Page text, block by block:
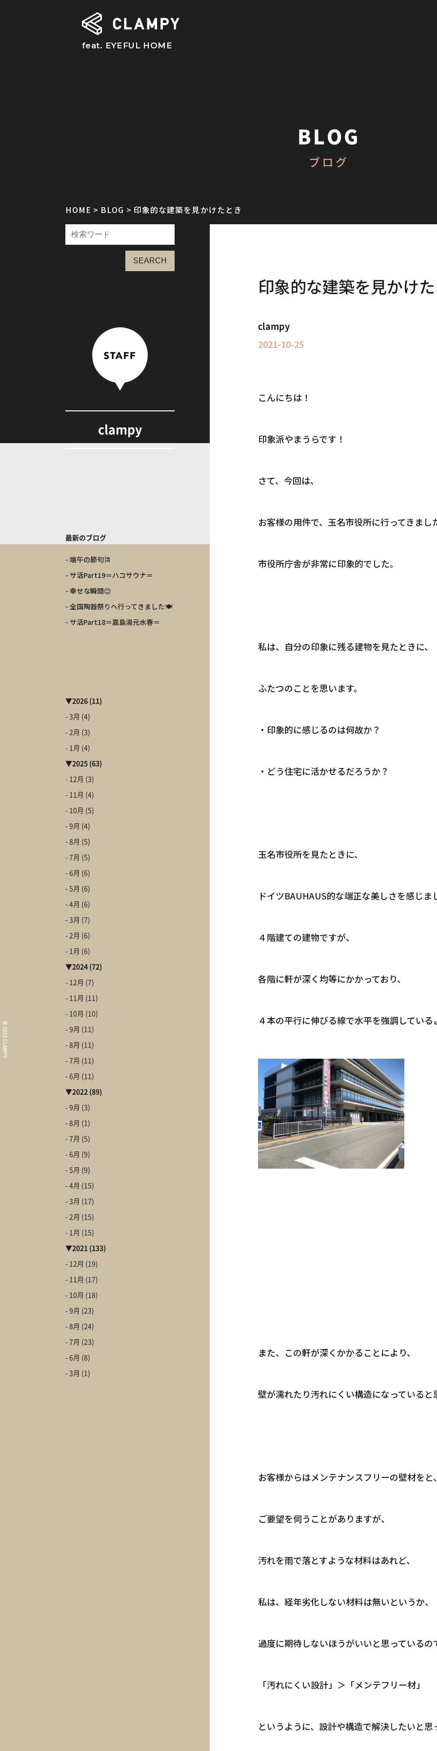
feat. EYEFUL HOME
After
Who We
会社情報
Blog
ブログ
BLOG
ブログ
HOME BLOG 印象的な建築を見かけたとき
印象的な建築を見かけ
clampy
2021-10-25
こんにちは！
印象派やまうらです！
さて、今回は、
お客様の用件で、玉名市役所に行ってきまし
市役所庁舎が非常に印象的でした。
私は、自分の印象に残る建物を見たときに、
ふたつのことを思います。
・印象的に感じるのは何故か？
・どう住宅に活かせるだろうか？
玉名市役所を見たときに、
ドイツBAUHAUS的な端正な美しさを感じま
４階建ての建物ですが、
各階に軒が深く均等にかかっており、
４本の平行に伸びる線で水平を強調している
また、この軒が深くかかることにより、
壁が濡れたり汚れにくい構造になっていると
お客様からはメンテナンスフリーの壁材をと
ご要望を伺うことがありますが、
汚れを雨で落とすような材料はあれど、
私は、経年劣化しない材料は無いというか、
過度に期待しないほうがいいと思っているの
「汚れにくい設計」＞「メンテフリー材」
というように、設計や構造で解決したいと思
SEARCH
clampy
最新のブログ
- 端午の節句🎏
- サ活Part19＝ハコサウナ＝
- 幸せな瞬間😊
- 全国陶器祭りへ行ってきました🍽️
- サ活Part18＝嘉島湯元水春＝
▼2026 (11)
- 3月 (4)
- 2月 (3)
- 1月 (4)
▼2025 (63)
- 12月 (3)
- 11月 (4)
- 10月 (5)
- 9月 (4)
- 8月 (5)
- 7月 (5)
- 6月 (6)
- 5月 (6)
- 4月 (6)
- 3月 (7)
- 2月 (6)
- 1月 (6)
▼2024 (72)
- 12月 (7)
- 11月 (11)
- 10月 (10)
- 9月 (11)
- 8月 (11)
- 7月 (11)
- 6月 (11)
▼2022 (89)
- 9月 (3)
- 8月 (1)
- 7月 (5)
- 6月 (9)
- 5月 (9)
- 4月 (15)
- 3月 (17)
- 2月 (15)
- 1月 (15)
▼2021 (133)
- 12月 (19)
- 11月 (17)
- 10月 (18)
- 9月 (23)
- 8月 (24)
- 7月 (23)
- 6月 (8)
- 3月 (1)
© 2021 CLAMPY